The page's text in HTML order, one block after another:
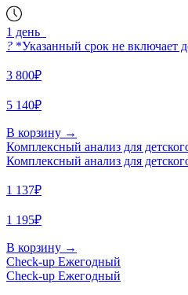
1 день
? *Указанный срок не включает
3 800₽
5 140₽
В корзину →
Комплексный анализ для
Комплексный анализ для
1 137₽
1 195₽
В корзину →
Check-up Ежегодный
Check-up Ежегодный